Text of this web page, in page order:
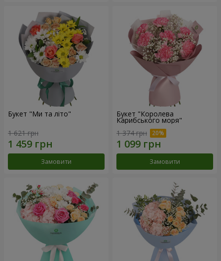
Букет "Ми та літо"
1 621 грн
Замовити
Букет "Королева
Карибського моря"
1 374 грн
Замовити